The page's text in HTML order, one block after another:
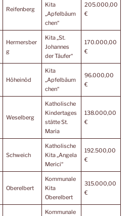
Reifenberg
Kita
„Apfelbäum
chen“
205.000,00
€
Hermersber
g
Kita „St.
Johannes
der Täufer“
170.000,00
€
Höheinöd
Kita
„Apfelbäum
chen“
96.000,00
€
Weselberg
Katholische
Kindertages
stätte St.
Maria
138.000,00
€
Schweich
Katholische
Kita „Angela
Merici“
192.500,00
€
Oberelbert
Kommunale
Kita
Oberelbert
315.000,00
€
Kommunale